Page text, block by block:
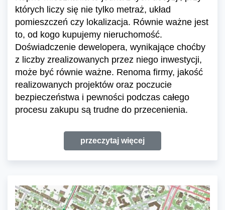
których liczy się nie tylko metraż, układ
pomieszczeń czy lokalizacja. Równie ważne jest
to, od kogo kupujemy nieruchomość.
Doświadczenie dewelopera, wynikające choćby
z liczby zrealizowanych przez niego inwestycji,
może być równie ważne. Renoma firmy, jakość
realizowanych projektów oraz poczucie
bezpieczeństwa i pewności podczas całego
procesu zakupu są trudne do przecenienia.
przeczytaj więcej